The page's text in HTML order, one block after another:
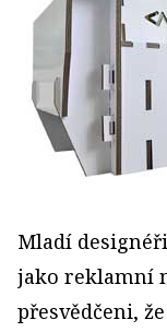
Mladí
jako reklamní
přesvědčeni,